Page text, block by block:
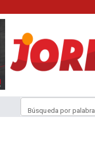
Búsqueda por palabra